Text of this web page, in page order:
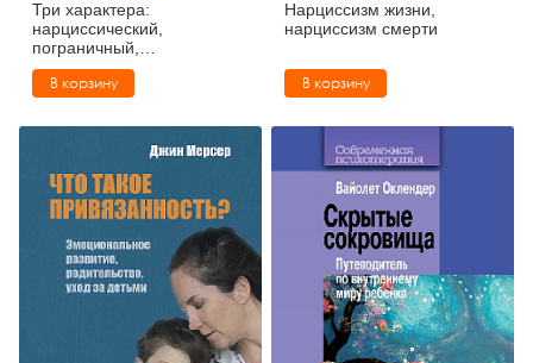
Три характера:
нарциссический,
пограничный,
маниакально-
депрессивный
В корзину
Нарциссизм жизни,
нарциссизм смерти
В корзину